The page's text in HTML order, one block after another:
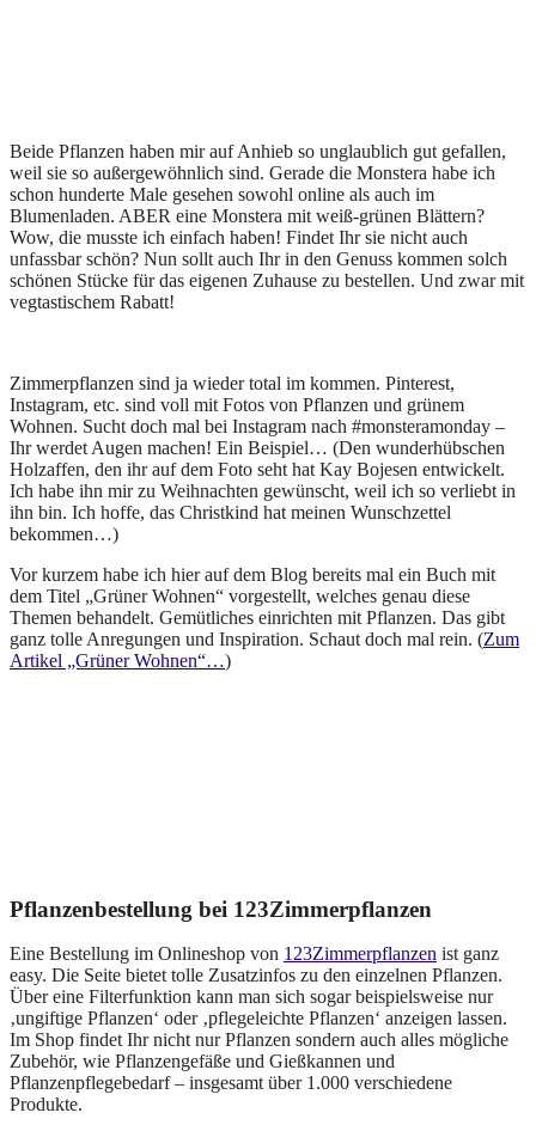
Beide Pflanzen haben mir auf Anhieb so unglaublich gut gefallen,
weil sie so außergewöhnlich sind. Gerade die Monstera habe ich
schon hunderte Male gesehen sowohl online als auch im
Blumenladen. ABER eine Monstera mit weiß-grünen Blättern?
Wow, die musste ich einfach haben! Findet Ihr sie nicht auch
unfassbar schön? Nun sollt auch Ihr in den Genuss kommen solch
schönen Stücke für das eigenen Zuhause zu bestellen. Und zwar mit
vegtastischem Rabatt!
Zimmerpflanzen sind ja wieder total im kommen. Pinterest,
Instagram, etc. sind voll mit Fotos von Pflanzen und grünem
Wohnen. Sucht doch mal bei Instagram nach #monsteramonday –
Ihr werdet Augen machen! Ein Beispiel… (Den wunderhübschen
Holzaffen, den ihr auf dem Foto seht hat Kay Bojesen entwickelt.
Ich habe ihn mir zu Weihnachten gewünscht, weil ich so verliebt in
ihn bin. Ich hoffe, das Christkind hat meinen Wunschzettel
bekommen…)
Vor kurzem habe ich hier auf dem Blog bereits mal ein Buch mit
dem Titel „Grüner Wohnen“ vorgestellt, welches genau diese
Themen behandelt. Gemütliches einrichten mit Pflanzen. Das gibt
ganz tolle Anregungen und Inspiration. Schaut doch mal rein. (Zum
Artikel „Grüner Wohnen“…)
Pflanzenbestellung bei 123Zimmerpflanzen
Eine Bestellung im Onlineshop von 123Zimmerpflanzen ist ganz
easy. Die Seite bietet tolle Zusatzinfos zu den einzelnen Pflanzen.
Über eine Filterfunktion kann man sich sogar beispielsweise nur
‚ungiftige Pflanzen‘ oder ‚pflegeleichte Pflanzen‘ anzeigen lassen.
Im Shop findet Ihr nicht nur Pflanzen sondern auch alles mögliche
Zubehör, wie Pflanzengefäße und Gießkannen und
Pflanzenpflegebedarf – insgesamt über 1.000 verschiedene
Produkte.